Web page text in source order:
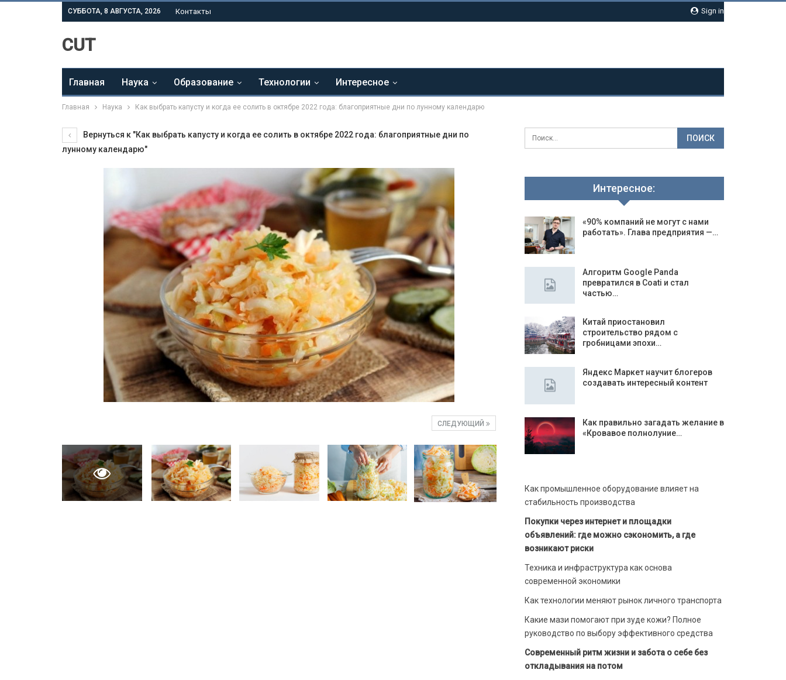
Sign in
СУББОТА, 8 АВГУСТА, 2026 Контакты
CUT
Главная Наука Образование Технологии Интересное
Главная Наука Как выбрать капусту и когда ее солить в октябре 2022 года: благоприятные дни по лунному календарю
Вернуться к "Как выбрать капусту и когда ее солить в октябре 2022 года: благоприятные дни по
лунному календарю"
СЛЕДУЮЩИЙ
Интересное:
«90% компаний не могут с нами
работать». Глава предприятия —…
Алгоритм Google Panda
превратился в Coati и стал
частью…
Китай приостановил
строительство рядом с
гробницами эпохи…
Яндекс Маркет научит блогеров
создавать интересный контент
Как правильно загадать желание в
«Кровавое полнолуние…
Как промышленное оборудование влияет на
стабильность производства
Покупки через интернет и площадки
объявлений: где можно сэкономить, а где
возникают риски
Техника и инфраструктура как основа
современной экономики
Как технологии меняют рынок личного транспорта
Какие мази помогают при зуде кожи? Полное
руководство по выбору эффективного средства
Современный ритм жизни и забота о себе без
откладывания на потом